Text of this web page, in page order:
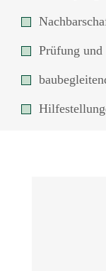
Prüfung